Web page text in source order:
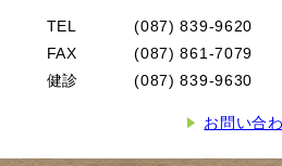
TEL
(087) 839-9620
FAX
(087) 861-7079
健診
(087) 839-9630
お問い合